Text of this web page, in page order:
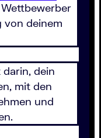
von deinem
dein
mit den
und